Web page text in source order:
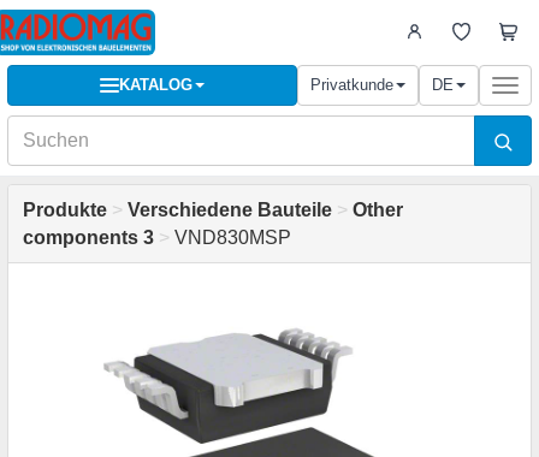
KATALOG Privatkunde DE
Produkte > Verschiedene Bauteile > Other
components 3 > VND830MSP